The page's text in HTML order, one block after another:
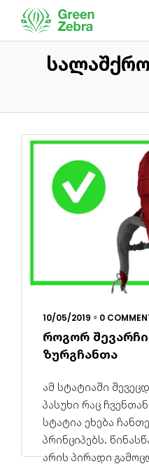
10/05/2019 • 0
როგორ
ზურგჩანთა
ამ სტატიაში
პასუხი რაც
სტატია ეხება
პრინციპებს.
არის პირადი